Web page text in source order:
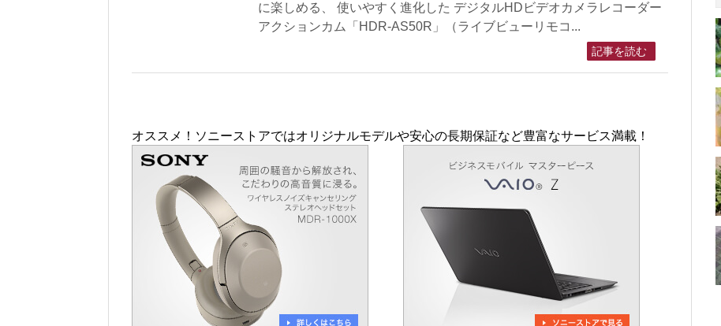
に楽しめる、 使いやすく進化した デジタルHDビデオカメラレコーダー
アクションカム「HDR-AS50R」（ライブビューリモコ...
記事を読む
オススメ！ソニーストアではオリジナルモデルや安心の長期保証など豊富なサービス満載！